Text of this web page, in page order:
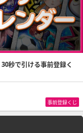
秒で引ける事前登録く
事前登録くじ